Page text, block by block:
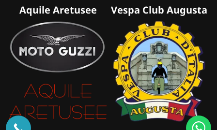
Aquile Aretusee Vespa Club Augusta